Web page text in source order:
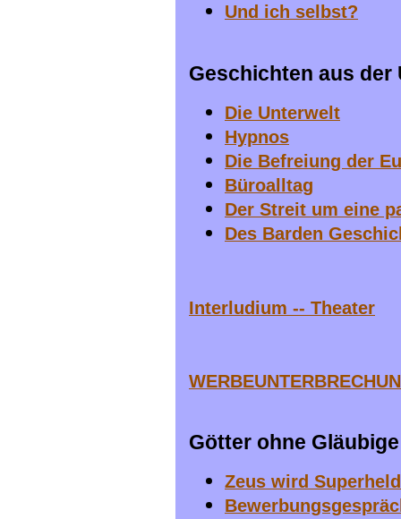
Und ich selbst?
Geschichten aus der
Die Unterwelt
Hypnos
Die Befreiung der
Büroalltag
Der Streit um eine
Des Barden
Interludium -- Theater
Götter ohne Gläubige
Zeus wird Superheld